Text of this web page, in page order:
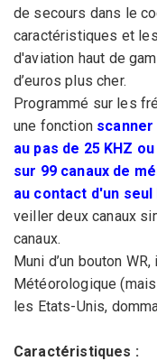
de secours dans le
caractéristiques et
d'aviation haut de
d’euros plus cher.
Programmé sur les
une fonction scanner
au pas de 25 KHZ
sur 99 canaux de
au contact d'un seul
veiller deux canaux
canaux.
Muni d’un bouton
Météorologique
les Etats-Unis,
Caractéristiques :